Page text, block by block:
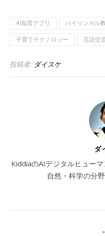
AI知育アプリ バイリンガル
子育てテクノロジー
言語交
投稿者: ダイスケ
ダ
KiddiaのAIデジタルヒュー
自然・科学の分